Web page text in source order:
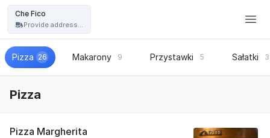
Che Fico
Provide address...
Pizza 26 Makarony 9 Przystawki 5 Sałatki 3
Pizza
Pizza Margherita